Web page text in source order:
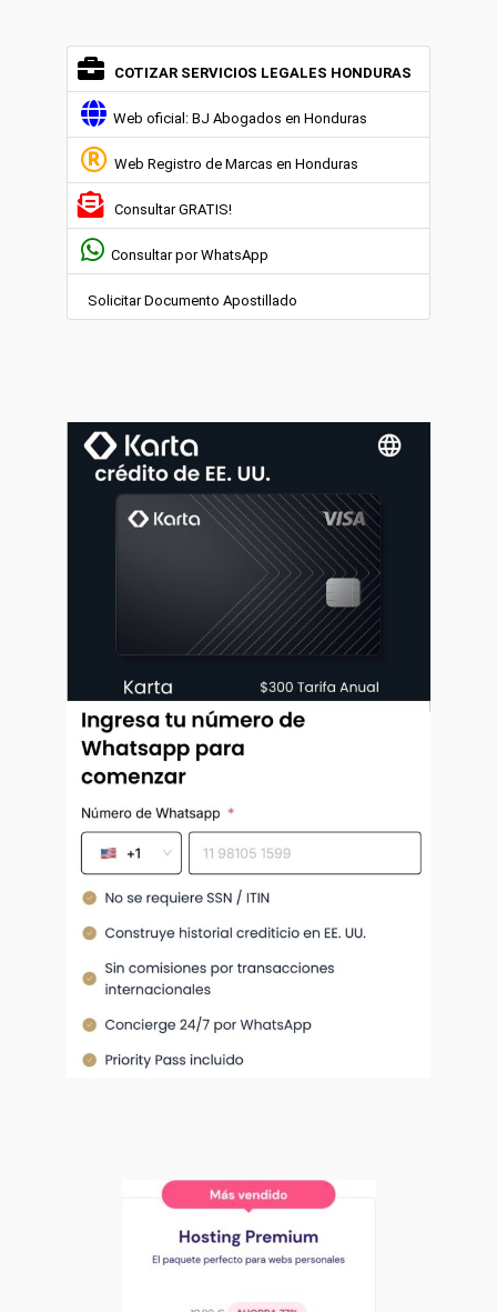
COTIZAR SERVICIOS LEGALES HONDURAS
Web oficial: BJ Abogados en Honduras
Web Registro de Marcas en Honduras
Consultar GRATIS!
Consultar por WhatsApp
Solicitar Documento Apostillado